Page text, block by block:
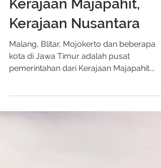
Spinpro Production Team
Feb 14, 2023
1 min read
Kerajaan Majapahit,
Kerajaan Nusantara
kota di Jawa Timur adalah pusat